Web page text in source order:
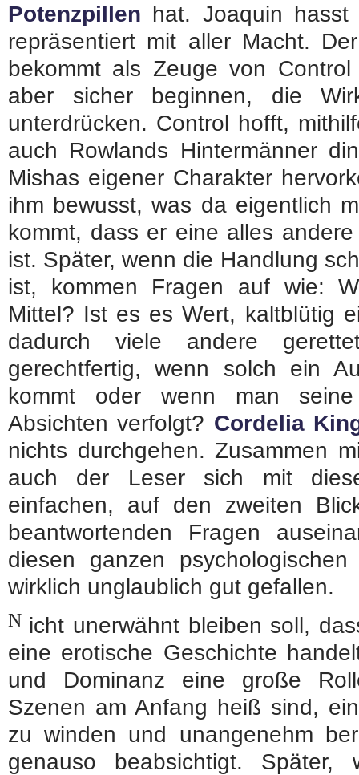
Potenzpillen hat. Joaquin
repräsentiert mit aller Macht.
bekommt als Zeuge von
aber sicher beginnen, die
unterdrücken. Control hofft,
auch Rowlands Hintermänner
Mishas eigener Charakter
ihm bewusst, was da eigentlich
kommt, dass er eine alles
ist. Später, wenn die Handlung
ist, kommen Fragen auf wie:
Mittel? Ist es es Wert, kaltblütig
dadurch viele andere
gerechtfertig, wenn solch ein
kommt oder wenn man seine
Absichten verfolgt? Cordelia
nichts durchgehen. Zusammen
auch der Leser sich mit
einfachen, auf den zweiten
beantwortenden Fragen
diesen ganzen
wirklich unglaublich gut gefallen.
N icht unerwähnt bleiben soll,
eine erotische Geschichte
und Dominanz eine große
Szenen am Anfang heiß sind,
zu winden und unangenehm
genauso beabsichtigt.